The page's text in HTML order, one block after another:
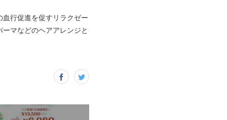
行促進を促すリラクゼー
マなどのヘアアレンジと